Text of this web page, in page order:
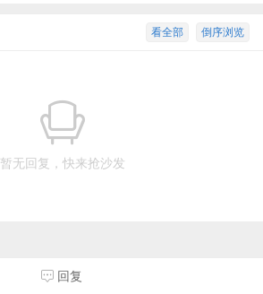
倒序浏览
看全部
暂无回复，快来抢沙发
回复